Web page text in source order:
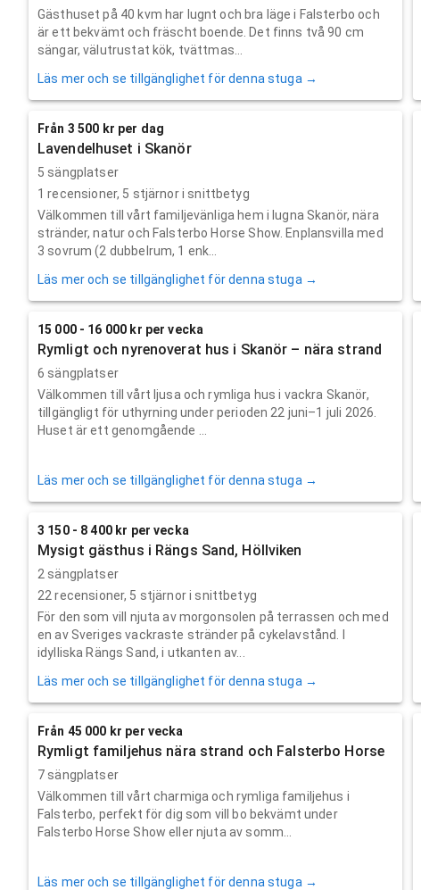
Gästhuset på 40 kvm har lugnt och bra läge i Falsterbo och
är ett bekvämt och fräscht boende. Det finns två 90 cm
sängar, välutrustat kök, tvättmas...
Läs mer och se tillgänglighet för denna stuga →
Från 3 500 kr per dag
Lavendelhuset i Skanör
5 sängplatser
1 recensioner, 5 stjärnor i snittbetyg
Välkommen till vårt familjevänliga hem i lugna Skanör, nära
stränder, natur och Falsterbo Horse Show. Enplansvilla med
3 sovrum (2 dubbelrum, 1 enk...
Läs mer och se tillgänglighet för denna stuga →
15 000 - 16 000 kr per vecka
Rymligt och nyrenoverat hus i Skanör – nära strand
6 sängplatser
Välkommen till vårt ljusa och rymliga hus i vackra Skanör,
tillgängligt för uthyrning under perioden 22 juni–1 juli 2026.
Huset är ett genomgående ...
Läs mer och se tillgänglighet för denna stuga →
3 150 - 8 400 kr per vecka
Mysigt gästhus i Rängs Sand, Höllviken
2 sängplatser
22 recensioner, 5 stjärnor i snittbetyg
För den som vill njuta av morgonsolen på terrassen och med
en av Sveriges vackraste stränder på cykelavstånd. I
idylliska Rängs Sand, i utkanten av...
Läs mer och se tillgänglighet för denna stuga →
Från 45 000 kr per vecka
Rymligt familjehus nära strand och Falsterbo Horse
7 sängplatser
Välkommen till vårt charmiga och rymliga familjehus i
Falsterbo, perfekt för dig som vill bo bekvämt under
Falsterbo Horse Show eller njuta av somm...
Läs mer och se tillgänglighet för denna stuga →